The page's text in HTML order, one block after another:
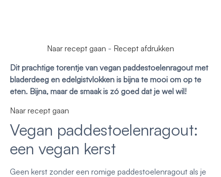
Naar recept gaan - Recept afdrukken
Dit prachtige torentje van vegan paddestoelenragout met
bladerdeeg en edelgistvlokken is bijna te mooi om op te
eten. Bijna, maar de smaak is zó goed dat je wel wil!
Naar recept gaan
Vegan paddestoelenragout:
een vegan kerst
Geen kerst zonder een romige paddestoelenragout als je